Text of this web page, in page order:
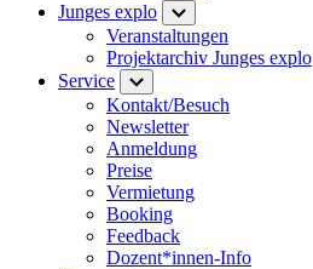
Junges explo
Veranstaltungen
Projektarchiv Junges explo
Service
Kontakt/Besuch
Newsletter
Anmeldung
Preise
Vermietung
Booking
Feedback
Dozent*innen-Info